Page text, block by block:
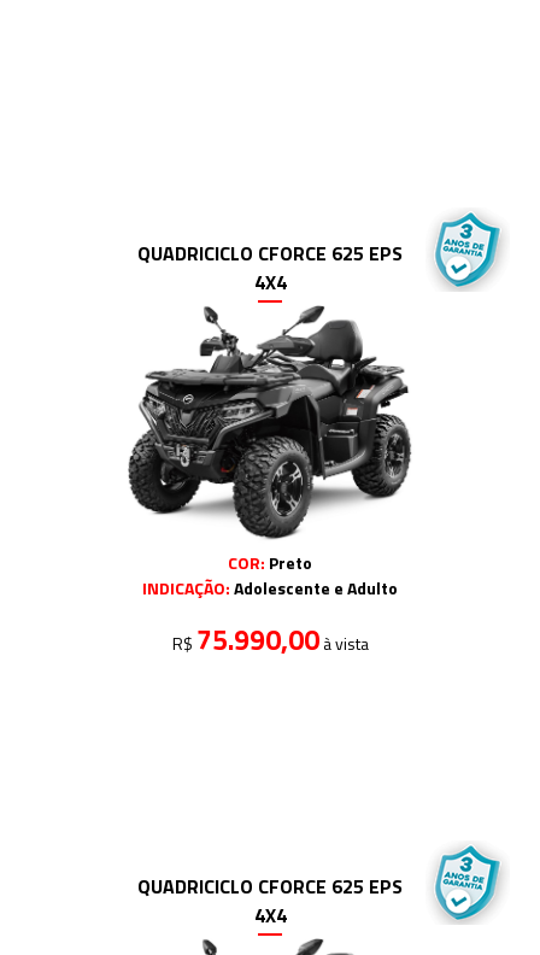
QUADRICICLO CFORCE 625 EPS
4X4
COR: Preto
INDICAÇÃO:Adolescente e Adulto
R$ 75.990,00à vista
QUADRICICLO CFORCE 625 EPS
4X4